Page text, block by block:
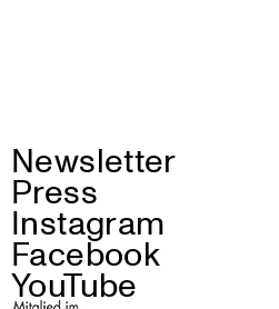
Newsletter
Press
Instagram
Facebook
YouTube